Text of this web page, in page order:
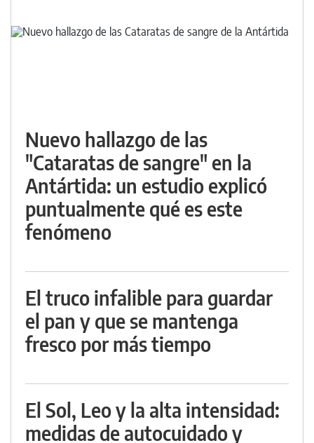
Nuevo hallazgo de las
"Cataratas de sangre" en la
Antártida: un estudio explicó
puntualmente qué es este
fenómeno
El truco infalible para guardar
el pan y que se mantenga
fresco por más tiempo
El Sol, Leo y la alta intensidad:
medidas de autocuidado y